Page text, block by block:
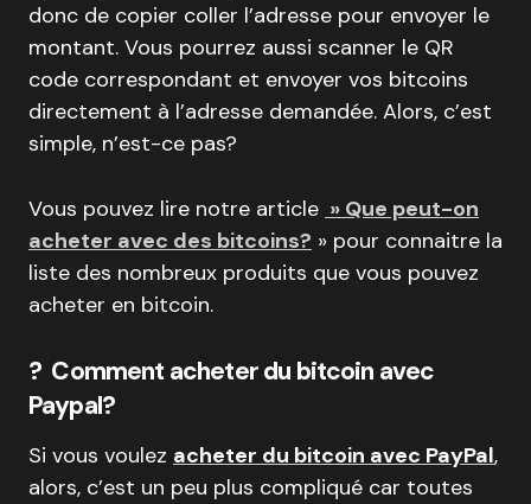
donc de copier coller l’adresse pour envoyer le
montant. Vous pourrez aussi scanner le QR
code correspondant et envoyer vos bitcoins
directement à l’adresse demandée. Alors, c’est
simple, n’est-ce pas?
Vous pouvez lire notre article » Que peut-on
acheter avec des bitcoins? » pour connaitre la
liste des nombreux produits que vous pouvez
acheter en bitcoin.
? Comment acheter du bitcoin avec
Paypal?
Si vous voulez acheter du bitcoin avec PayPal,
alors, c’est un peu plus compliqué car toutes